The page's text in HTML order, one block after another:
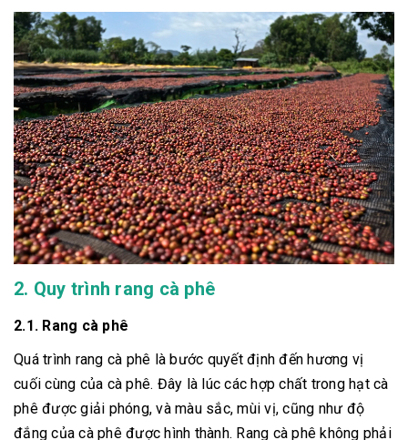
2. Quy trình rang cà phê
2.1. Rang cà phê
Quá trình rang cà phê là bước quyết định đến hương vị
cuối cùng của cà phê. Đây là lúc các hợp chất trong hạt cà
phê được giải phóng, và màu sắc, mùi vị, cũng như độ
đắng của cà phê được hình thành. Rang cà phê không phải